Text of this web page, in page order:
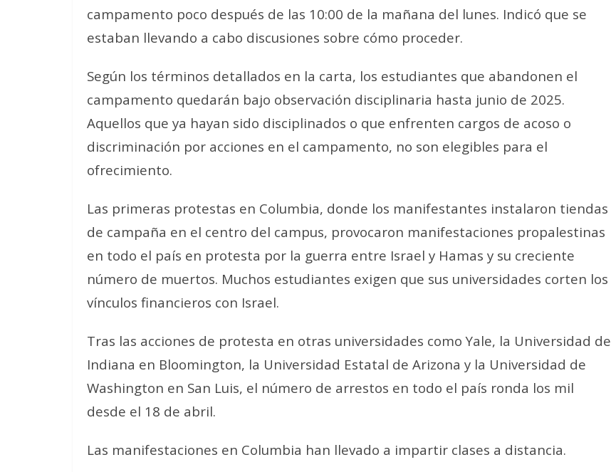
campamento poco después de las 10:00 de la mañana del lunes. Indicó que se
estaban llevando a cabo discusiones sobre cómo proceder.
Según los términos detallados en la carta, los estudiantes que abandonen el
campamento quedarán bajo observación disciplinaria hasta junio de 2025.
Aquellos que ya hayan sido disciplinados o que enfrenten cargos de acoso o
discriminación por acciones en el campamento, no son elegibles para el
ofrecimiento.
Las primeras protestas en Columbia, donde los manifestantes instalaron tiendas
de campaña en el centro del campus, provocaron manifestaciones propalestinas
en todo el país en protesta por la guerra entre Israel y Hamas y su creciente
número de muertos. Muchos estudiantes exigen que sus universidades corten los
vínculos financieros con Israel.
Tras las acciones de protesta en otras universidades como Yale, la Universidad de
Indiana en Bloomington, la Universidad Estatal de Arizona y la Universidad de
Washington en San Luis, el número de arrestos en todo el país ronda los mil
desde el 18 de abril.
Las manifestaciones en Columbia han llevado a impartir clases a distancia.